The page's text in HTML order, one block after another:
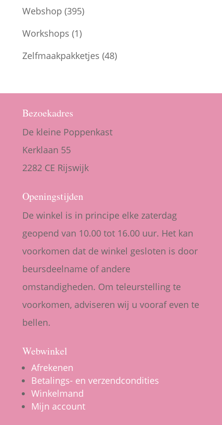
Webshop (395)
Workshops (1)
Zelfmaakpakketjes (48)
Bezoekadres
De kleine Poppenkast
Kerklaan 55
2282 CE Rijswijk
Openingstijden
De winkel is in principe elke zaterdag
geopend van 10.00 tot 16.00 uur. Het kan
voorkomen dat de winkel gesloten is door
beursdeelname of andere
omstandigheden. Om teleurstelling te
voorkomen, adviseren wij u vooraf even te
bellen.
Webwinkel
Afrekenen
Betalings- en verzendcondities
Winkelmand
Mijn account